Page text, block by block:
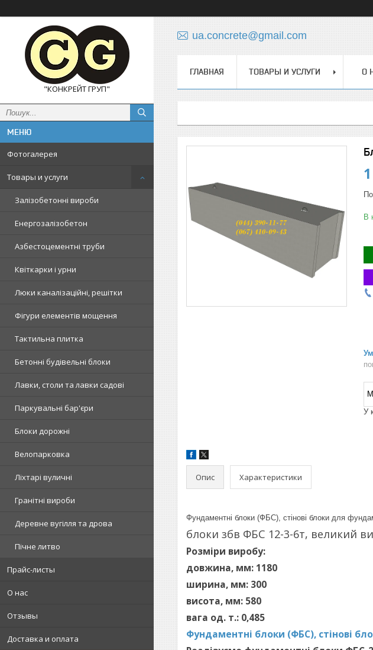
"КОНКРЕЙТ ГРУП"
Фотогалерея
Товары и услуги
Залізобетонні вироби
Енергозалізобетон
Азбестоцементні труби
Квіткарки і урни
Люки каналізаційні, решітки
Фігури елементів мощення
Тактильна плитка
Бетонні будівельні блоки
Лавки, столи та лавки садові
Паркувальні бар'єри
Блоки дорожні
Велопарковка
Ліхтарі вуличні
Гранітні вироби
Деревне вугілля та дрова
Пічне литво
Прайс-листы
О нас
Отзывы
Доставка и оплата
ua.concrete@gmail.com
ГЛАВНАЯ ТОВАРЫ И УСЛУГИ О
В
У
Опис Характеристики
Фундаментні блоки (ФБС), стінові блоки для
блоки збв ФБС 12-3-6т, великий
Розміри виробу:
довжина, мм: 1180
ширина, мм: 300
висота, мм: 580
вага од. т.: 0,485
Фундаментні блоки (ФБС), стінові